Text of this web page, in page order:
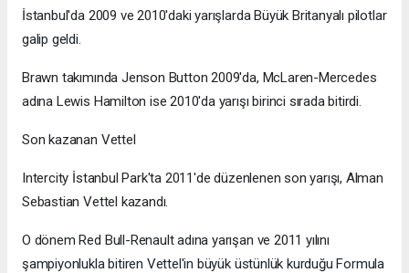
İstanbul'da 2009 ve 2010'daki yarışlarda Büyük Britanyalı pilotlar
galip geldi.
Brawn takımında Jenson Button 2009'da, McLaren-Mercedes
adına Lewis Hamilton ise 2010'da yarışı birinci sırada bitirdi.
Son kazanan Vettel
Intercity İstanbul Park'ta 2011'de düzenlenen son yarışı, Alman
Sebastian Vettel kazandı.
O dönem Red Bull-Renault adına yarışan ve 2011 yılını
şampiyonlukla bitiren Vettel'in büyük üstünlük kurduğu Formula